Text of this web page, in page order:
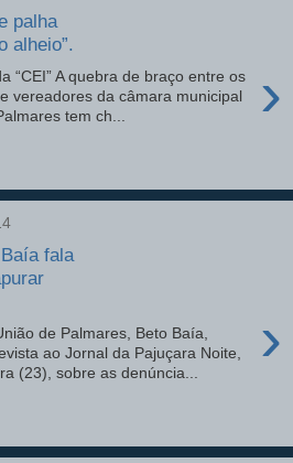
palha
alheio”.
›
“CEI” A quebra de braço entre os
vereadores da câmara municipal
tem ch...
fala
›
de Palmares, Beto Baía,
ao Jornal da Pajuçara Noite,
(23), sobre as denúncia...